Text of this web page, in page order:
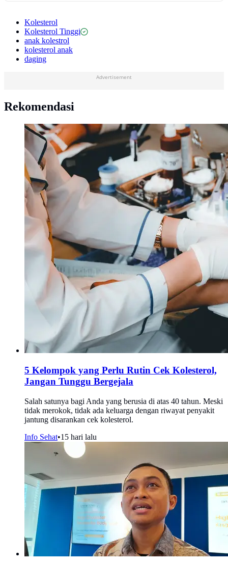
Kolesterol
Kolesterol Tinggi
anak kolestrol
kolesterol anak
daging
Advertisement
Rekomendasi
5 Kelompok yang Perlu Rutin Cek Kolesterol,
Jangan Tunggu Bergejala
Salah satunya bagi Anda yang berusia di atas 40 tahun. Meski
tidak merokok, tidak ada keluarga dengan riwayat penyakit
jantung disarankan cek kolesterol.
Info Sehat•15 hari lalu